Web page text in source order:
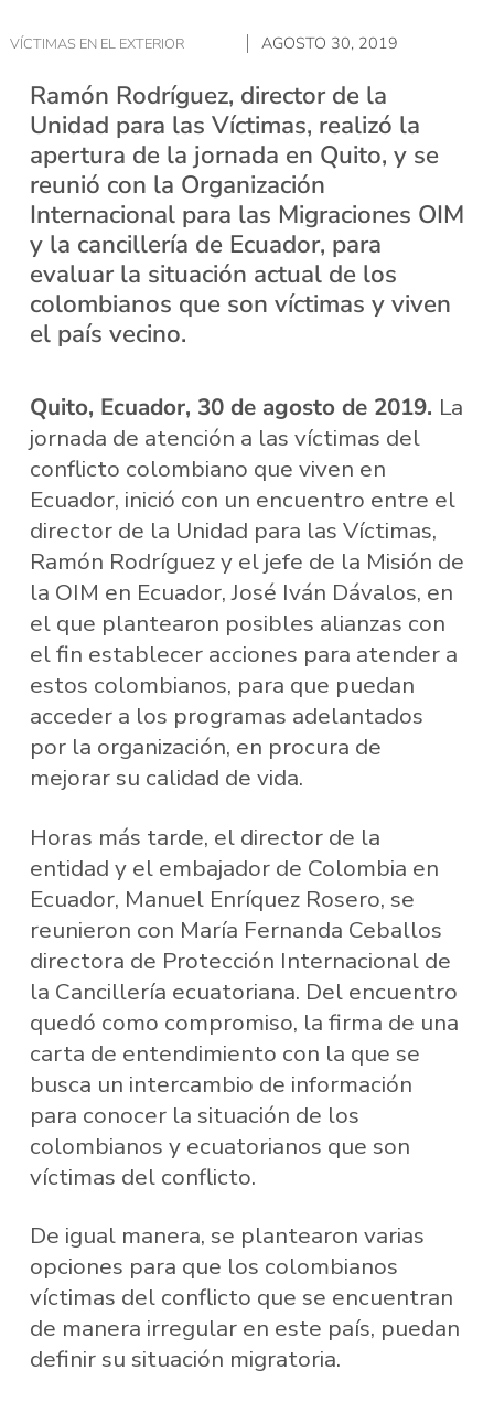
VÍCTIMAS EN EL EXTERIOR AGOSTO 30, 2019
Ramón Rodríguez, director de la
Unidad para las Víctimas, realizó la
apertura de la jornada en Quito, y se
reunió con la Organización
Internacional para las Migraciones OIM
y la cancillería de Ecuador, para
evaluar la situación actual de los
colombianos que son víctimas y viven
el país vecino.
Quito, Ecuador, 30 de agosto de 2019. La
jornada de atención a las víctimas del
conflicto colombiano que viven en
Ecuador, inició con un encuentro entre el
director de la Unidad para las Víctimas,
Ramón Rodríguez y el jefe de la Misión de
la OIM en Ecuador, José Iván Dávalos, en
el que plantearon posibles alianzas con
el fin establecer acciones para atender a
estos colombianos, para que puedan
acceder a los programas adelantados
por la organización, en procura de
mejorar su calidad de vida.
Horas más tarde, el director de la
entidad y el embajador de Colombia en
Ecuador, Manuel Enríquez Rosero, se
reunieron con María Fernanda Ceballos
directora de Protección Internacional de
la Cancillería ecuatoriana. Del encuentro
quedó como compromiso, la firma de una
carta de entendimiento con la que se
busca un intercambio de información
para conocer la situación de los
colombianos y ecuatorianos que son
víctimas del conflicto.
De igual manera, se plantearon varias
opciones para que los colombianos
víctimas del conflicto que se encuentran
de manera irregular en este país, puedan
definir su situación migratoria.